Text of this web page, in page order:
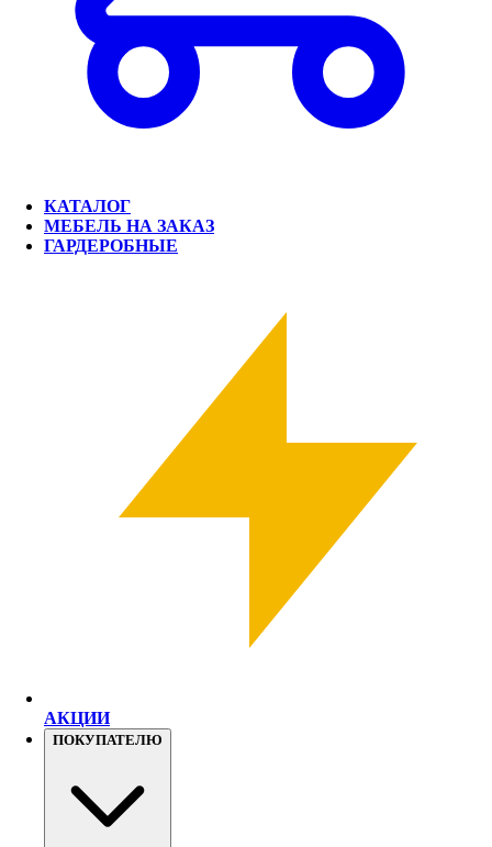
КАТАЛОГ
МЕБЕЛЬ НА ЗАКАЗ
ГАРДЕРОБНЫЕ
АКЦИИ
ПОКУПАТЕЛЮ